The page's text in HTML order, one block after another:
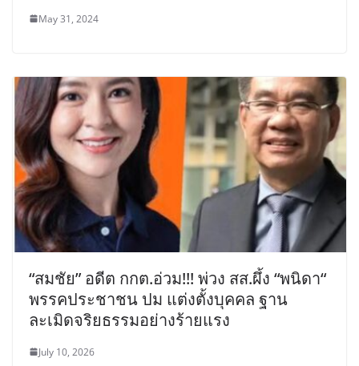
May 31, 2024
“สมชัย” อดีต กกต.อ่วม!!! พ่วง สส.ผึ้ง “พนิดา“
พรรคประชาชน ปม แต่งตั้งบุคคล ฐาน
ละเมิดจริยธรรมอย่างร้ายแรง
July 10, 2026